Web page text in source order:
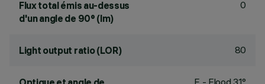
Flux total émis au-dessus
d'un angle de 90° (lm)
0
Light output ratio (LOR) 80
F - Flood 31°